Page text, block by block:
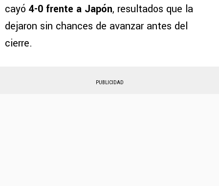
cayó 4-0 frente a Japón, resultados que la
dejaron sin chances de avanzar antes del
cierre.
PUBLICIDAD